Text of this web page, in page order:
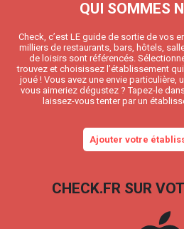
QUI SOMMES
Check, c’est LE guide de sortie de vos
milliers de restaurants, bars, hôtels,
de loisirs sont référencés.
trouvez et choisissez l’établissement
joué ! Vous avez une envie particulière,
vous aimeriez dégustez ? Tapez-le
laissez-vous tenter par un
Ajouter votre
CHECK.FR SUR